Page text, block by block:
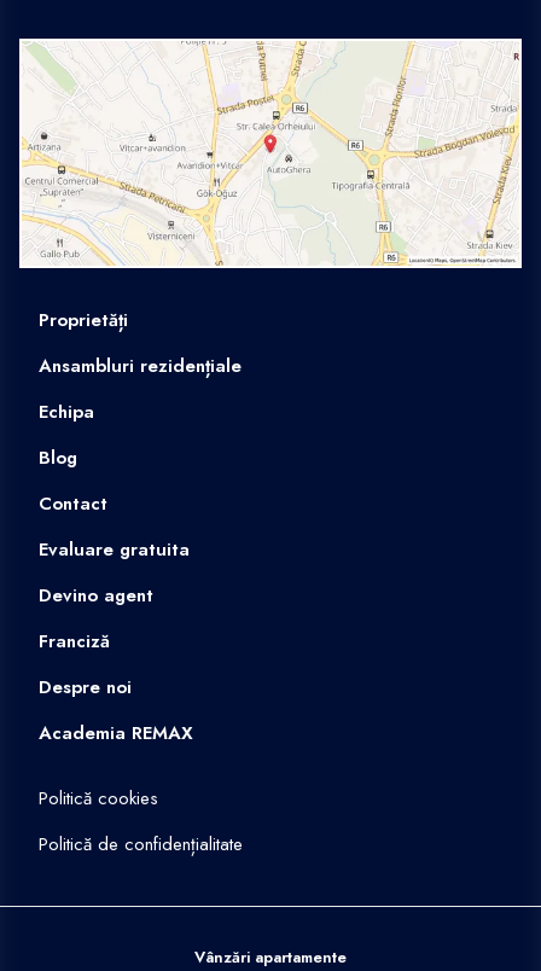
Proprietăți
Ansambluri rezidențiale
Echipa
Blog
Contact
Evaluare gratuita
Devino agent
Franciză
Despre noi
Academia REMAX
Politică cookies
Politică de confidențialitate
Vânzări apartamente